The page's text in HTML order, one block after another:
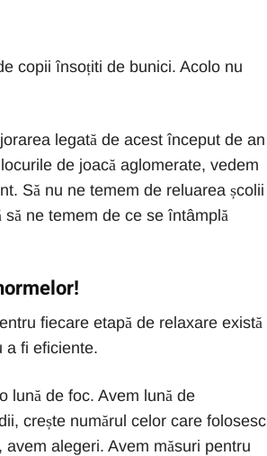
copii însoțiti de bunici. Acolo nu
legată de acest început de an
de joacă aglomerate, vedem
Să nu ne temem de reluarea școlii
ne temem de ce se întâmplă
fiecare etapă de relaxare există
a fi eficiente.
lună de foc. Avem lună de
crește numărul celor care folosesc
alegeri. Avem măsuri pentru